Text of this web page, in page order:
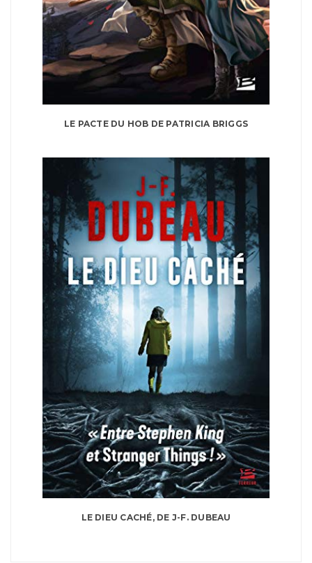
LE PACTE DU HOB DE PATRICIA BRIGGS
LE DIEU CACHÉ, DE J-F. DUBEAU